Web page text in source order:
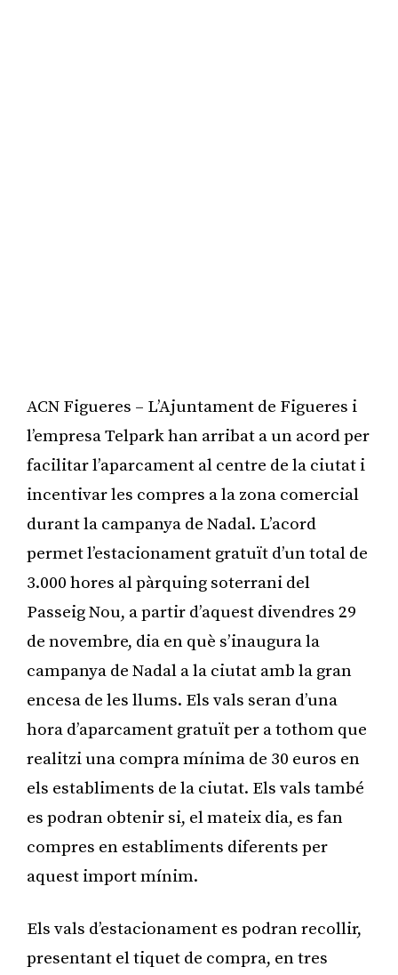
ACN Figueres – L’Ajuntament de Figueres i
l’empresa Telpark han arribat a un acord per
facilitar l’aparcament al centre de la ciutat i
incentivar les compres a la zona comercial
durant la campanya de Nadal. L’acord
permet l’estacionament gratuït d’un total de
3.000 hores al pàrquing soterrani del
Passeig Nou, a partir d’aquest divendres 29
de novembre, dia en què s’inaugura la
campanya de Nadal a la ciutat amb la gran
encesa de les llums. Els vals seran d’una
hora d’aparcament gratuït per a tothom que
realitzi una compra mínima de 30 euros en
els establiments de la ciutat. Els vals també
es podran obtenir si, el mateix dia, es fan
compres en establiments diferents per
aquest import mínim.
Els vals d’estacionament es podran recollir,
presentant el tiquet de compra, en tres